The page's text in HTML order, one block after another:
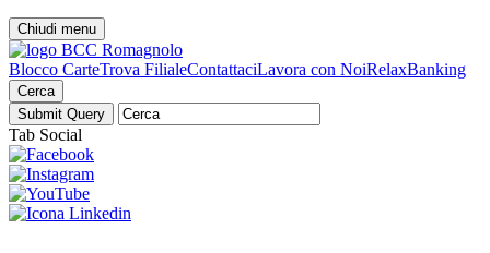
Chiudi menu
Blocco CarteTrova FilialeContattaciLavora con NoiRelaxBanking
Cerca
Tab Social